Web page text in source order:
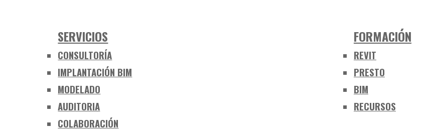
SERVICIOS
CONSULTORÍA
IMPLANTACIÓN BIM
MODELADO
AUDITORIA
COLABORACIÓN
FORMACIÓN
REVIT
PRESTO
BIM
RECURSOS